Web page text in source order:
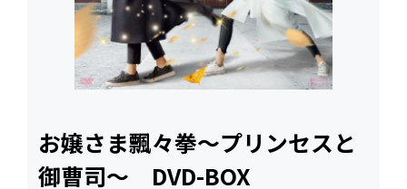
お嬢さま飄々拳～プリンセスと
御曹司～ DVD-BOX